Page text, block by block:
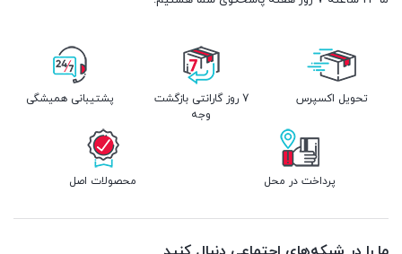
تحویل اکسپرس
7 روز گارانتی بازگشت
وجه
پشتیبانی همیشگی
پرداخت در محل محصولات اصل